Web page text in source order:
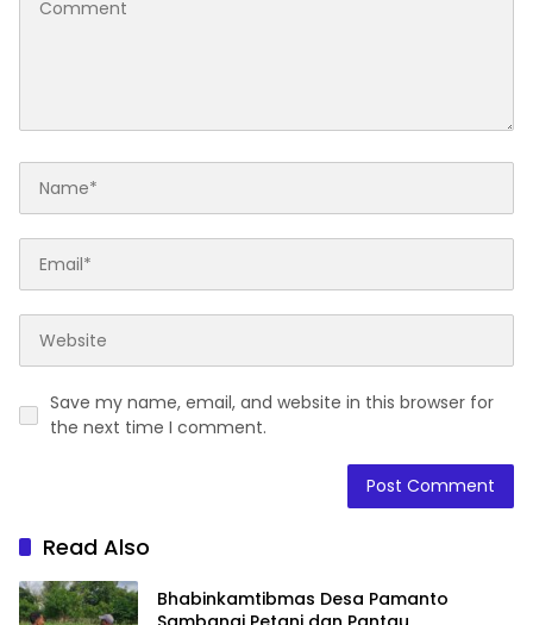
Save my name, email, and website in this browser for
the next time I comment.
Read Also
Bhabinkamtibmas Desa Pamanto